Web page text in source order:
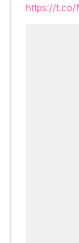
https://t.co/